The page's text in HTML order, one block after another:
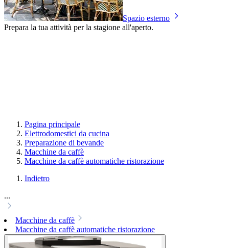
Spazio esterno
Prepara la tua attività per la stagione all'aperto.
Pagina principale
Elettrodomestici da cucina
Preparazione di bevande
Macchine da caffè
Macchine da caffè automatiche ristorazione
Indietro
...
Macchine da caffè
Macchine da caffè automatiche ristorazione